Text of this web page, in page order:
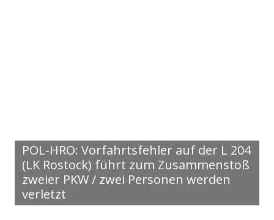
POL-HRO: Vorfahrtsfehler auf der L 204
(LK Rostock) führt zum Zusammenstoß
zweier PKW / zwei Personen werden
verletzt